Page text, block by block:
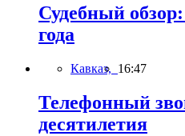
Судебный обзор:
года
Кавказ, 16:47
Телефонный
десятилетия